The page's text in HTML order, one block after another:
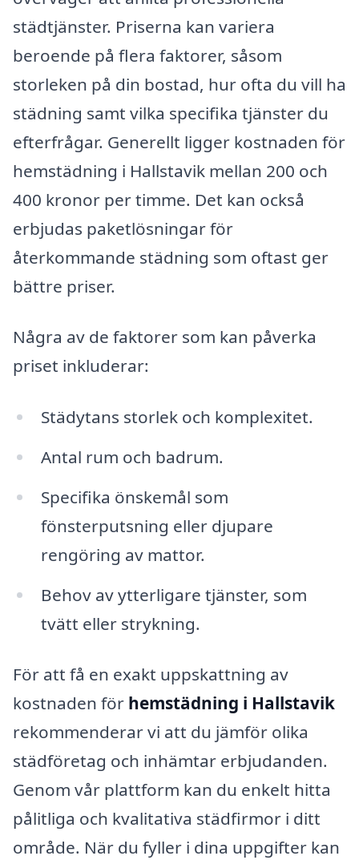
städtjänster. Priserna kan variera
beroende på flera faktorer, såsom
storleken på din bostad, hur ofta du vill ha
städning samt vilka specifika tjänster du
efterfrågar. Generellt ligger kostnaden för
hemstädning i Hallstavik mellan 200 och
400 kronor per timme. Det kan också
erbjudas paketlösningar för
återkommande städning som oftast ger
bättre priser.
Några av de faktorer som kan påverka
priset inkluderar:
Städytans storlek och komplexitet.
Antal rum och badrum.
Specifika önskemål som
fönsterputsning eller djupare
rengöring av mattor.
Behov av ytterligare tjänster, som
tvätt eller strykning.
För att få en exakt uppskattning av
kostnaden för hemstädning i Hallstavik
rekommenderar vi att du jämför olika
städföretag och inhämtar erbjudanden.
Genom vår plattform kan du enkelt hitta
pålitliga och kvalitativa städfirmor i ditt
område. När du fyller i dina uppgifter kan